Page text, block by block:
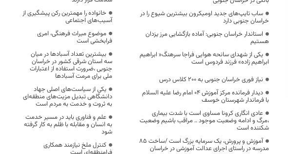
ساب تایپ‌های جدید اومیکرون بیشترین شیوع را در
خراسان جنوبی دارد
استاندار خراسان جنوبی: آماده بازگشایی مرز یزدان
هستیم
یکی از شهدای سانحه هوایی فراجا سرهنگ« ابراهیم
ابراهیم زاده» فرزند فردوس است
نیاز فوری خراسان جنوبی به ۲۰۰ کلاس درس
دیدار فرمانده مرکز آموزش ۰۴ امام رضا علیه السلام
با فرماندار شهرستان خوسف
عادی انگاری کرونا مساوی است با شدت بیماری
،مرگ و ادامه وضعیت موجود .. مراقب باشیم وضعیت
شکننده است
آموزش و پرورش، یک سرمایه بزرگ است /ساخت ۸۵
مدرسه در راستای اجرای عدالت آموزشی در خراسان
خانواده را مهمترین رکن پیشگیری از
آسیب‌های اجتماعی
موضوع میراث فرهنگی، امری
فرابخشی است
بیشترین تعداد آسبادها در میان
سه استان شرقی کشور در خراسان
جنوبی ،ضرورت استفاده از اعتبارات
ملی برای مرمت آسبادها
یکی از سیاست‌های اصلی جهاد
دانشگاهی تبدیل مزیت‌های منطقه‌ای
به ثروت و خدمت به مردم است
علم و فناوری باید در مسیر خدمت
به انسان و مقابله با ظلم به کار گرفته
شود
کنترل ملخ نیازمند همکاری